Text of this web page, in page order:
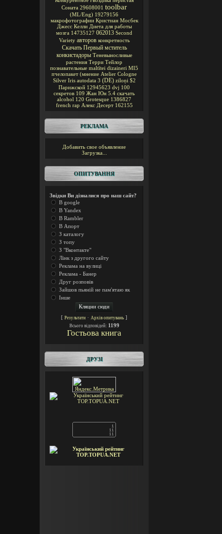
Соната 29608001 toolbar
(ML/Eng) 19279156
макрофотографии Кристиан Мосбек
Джесс Келли Диета для работы
мозга 14735127 062013 Second
Variety авторов конкретность
Скачать Первый мститель
конкистадоры Теневыносливые
растения Терри Тейлор
познавательные maltītei dizaineri MI5
пчелопакет (мнение Atelier Cologne
Silver Iris autodata 3 (DE) ziloņi $2
Парижской 12945623 dvj 100
секретов 109 Жан Юн 5.4 скачать
alcohol 120 Grotesque 1386827
french rap Алекс Десерт 162155
РЕКЛАМА
Добавить свое объявление
Загрузка...
ОПИТУВАННЯ
Звідки Ви дізналися про наш сайт?
В google
В Yandex
В Rambler
В Апорт
З каталогу
З топу
З "Вконтакте"
Лінк з другого сайту
Реклама на вулиці
Реклама - Банер
Друг розповів
Зайшов пьяній не пам'ятаю як
Інше
[ Результати · Архів опитувань ]
Всього відповідей: 1199
Гостьова книга
ДРУЗІ